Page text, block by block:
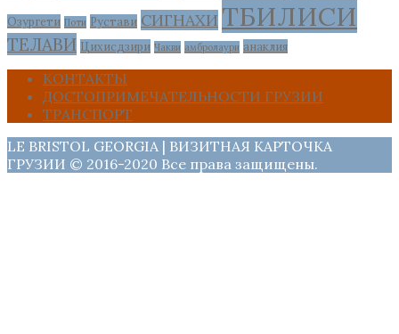
Озургети Поти Рустави СИГНАХИ ТБИЛИСИ
ТЕЛАВИ Цихисдзири Чакви амбролаури анаклия
КОНТАКТЫ
ДОСТОПРИМЕЧАТЕЛЬНОСТИ ГРУЗИИ
ТРАНСПОРТ
LE BRISTOL GEORGIA | ВИЗИТНАЯ КАРТОЧКА
ГРУЗИИ © 2016-2020 Все права защищены.